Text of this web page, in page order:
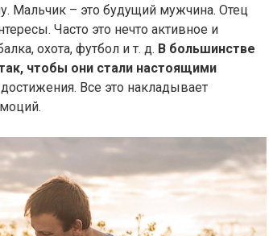
Мальчик – это будущий мужчина. Отец
Часто это нечто активное и
охота, футбол и т. д. В большинстве
чтобы они стали настоящими
Все это накладывает